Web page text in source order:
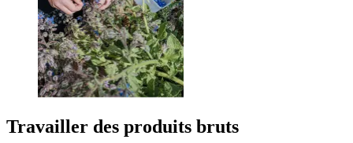
Travailler des produits bruts